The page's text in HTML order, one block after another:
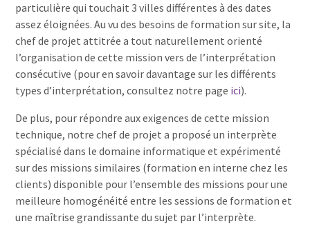
particulière qui touchait 3 villes différentes à des dates
assez éloignées. Au vu des besoins de formation sur site, la
chef de projet attitrée a tout naturellement orienté
l’organisation de cette mission vers de l’interprétation
consécutive (pour en savoir davantage sur les différents
types d’interprétation, consultez notre page ici).
De plus, pour répondre aux exigences de cette mission
technique, notre chef de projet a proposé un interprète
spécialisé dans le domaine informatique et expérimenté
sur des missions similaires (formation en interne chez les
clients) disponible pour l’ensemble des missions pour une
meilleure homogénéité entre les sessions de formation et
une maîtrise grandissante du sujet par l’interprète.